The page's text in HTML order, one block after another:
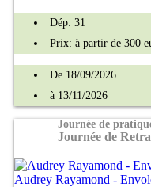
Dép: 31
Prix: à partir de 300
De 18/09/2026
à 13/11/2026
Journée de
Journée de
Audrey Rayamond -